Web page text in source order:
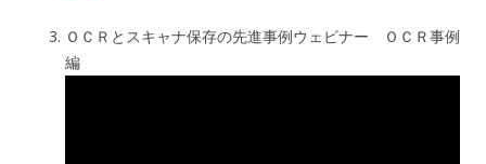
ＯＣＲとスキャナ保存の先進事例ウェビナー ＯＣＲ事例
編